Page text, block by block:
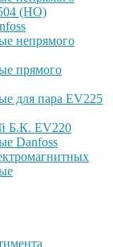
(НО)
непрямого
прямого
для пара EV225
Б.К. EV220
Danfoss